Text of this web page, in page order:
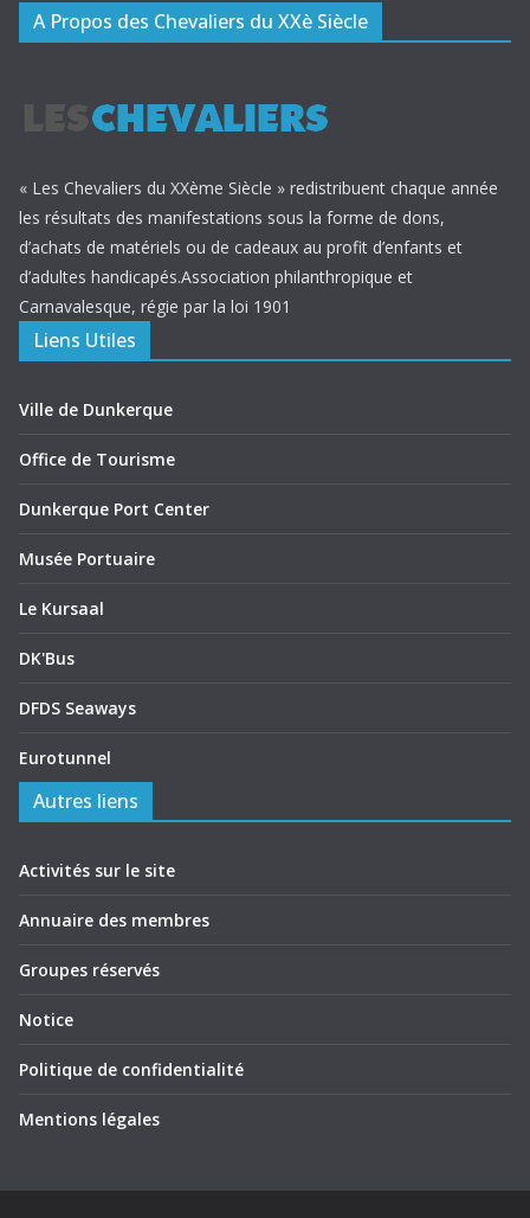
A Propos des Chevaliers du XXè Siècle
« Les Chevaliers du XXème Siècle » redistribuent chaque année
les résultats des manifestations sous la forme de dons,
d’achats de matériels ou de cadeaux au profit d’enfants et
d’adultes handicapés.Association philanthropique et
Carnavalesque, régie par la loi 1901
Liens Utiles
Ville de Dunkerque
Office de Tourisme
Dunkerque Port Center
Musée Portuaire
Le Kursaal
DK'Bus
DFDS Seaways
Eurotunnel
Autres liens
Activités sur le site
Annuaire des membres
Groupes réservés
Notice
Politique de confidentialité
Mentions légales